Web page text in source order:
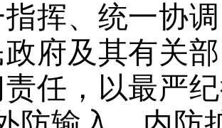
挥、统一协
政府及其有关
任，以最严